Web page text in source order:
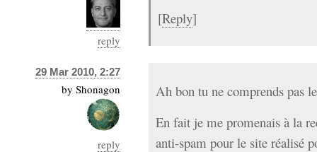
reply
[Reply]
29 Mar 2010, 2:27
by Shonagon
reply
Ah bon tu ne comprends pas
En fait je me promenais à la
anti-spam pour le site réalisé